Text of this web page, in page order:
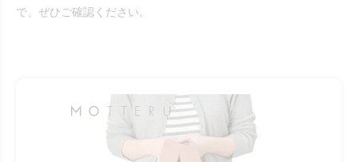
で、ぜひご確認ください。